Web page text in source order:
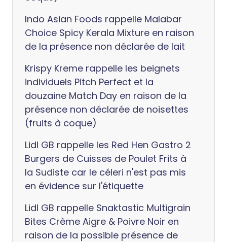
Indo Asian Foods rappelle Malabar
Choice Spicy Kerala Mixture en raison
de la présence non déclarée de lait
Krispy Kreme rappelle les beignets
individuels Pitch Perfect et la
douzaine Match Day en raison de la
présence non déclarée de noisettes
(fruits à coque)
Lidl GB rappelle les Red Hen Gastro 2
Burgers de Cuisses de Poulet Frits à
la Sudiste car le céleri n'est pas mis
en évidence sur l'étiquette
Lidl GB rappelle Snaktastic Multigrain
Bites Crème Aigre & Poivre Noir en
raison de la possible présence de